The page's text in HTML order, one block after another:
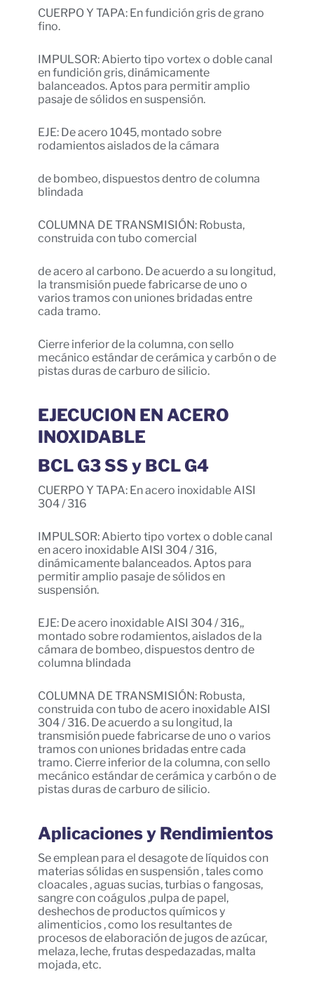
CUERPO Y TAPA: En fundición gris de grano
fino.
IMPULSOR: Abierto tipo vortex o doble canal
en fundición gris, dinámicamente
balanceados. Aptos para permitir amplio
pasaje de sólidos en suspensión.
EJE: De acero 1045, montado sobre
rodamientos aislados de la cámara
de bombeo, dispuestos dentro de columna
blindada
COLUMNA DE TRANSMISIÓN: Robusta,
construida con tubo comercial
de acero al carbono. De acuerdo a su longitud,
la transmisión puede fabricarse de uno o
varios tramos con uniones bridadas entre
cada tramo.
Cierre inferior de la columna, con sello
mecánico estándar de cerámica y carbón o de
pistas duras de carburo de silicio.
EJECUCION EN ACERO
INOXIDABLE
BCL G3 SS y BCL G4
CUERPO Y TAPA: En acero inoxidable AISI
304 / 316
IMPULSOR: Abierto tipo vortex o doble canal
en acero inoxidable AISI 304 / 316,
dinámicamente balanceados. Aptos para
permitir amplio pasaje de sólidos en
suspensión.
EJE: De acero inoxidable AISI 304 / 316,,
montado sobre rodamientos, aislados de la
cámara de bombeo, dispuestos dentro de
columna blindada
COLUMNA DE TRANSMISIÓN: Robusta,
construida con tubo de acero inoxidable AISI
304 / 316. De acuerdo a su longitud, la
transmisión puede fabricarse de uno o varios
tramos con uniones bridadas entre cada
tramo. Cierre inferior de la columna, con sello
mecánico estándar de cerámica y carbón o de
pistas duras de carburo de silicio.
Aplicaciones y Rendimientos
Se emplean para el desagote de líquidos con
materias sólidas en suspensión , tales como
cloacales , aguas sucias, turbias o fangosas,
sangre con coágulos ,pulpa de papel,
deshechos de productos químicos y
alimenticios , como los resultantes de
procesos de elaboración de jugos de azúcar,
melaza, leche, frutas despedazadas, malta
mojada, etc.